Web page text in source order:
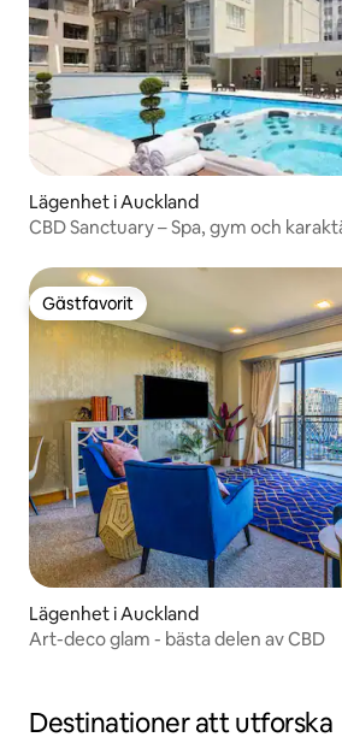
Lägenhet i Auckland
CBD Sanctuary – Spa, gym och
Gästfavorit
Gästfavorit
Lägenhet i Auckland
Art-deco glam - bästa delen av CBD
Destinationer att utforska